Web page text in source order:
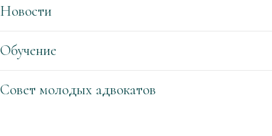
Новости
Обучение
Совет молодых адвокатов